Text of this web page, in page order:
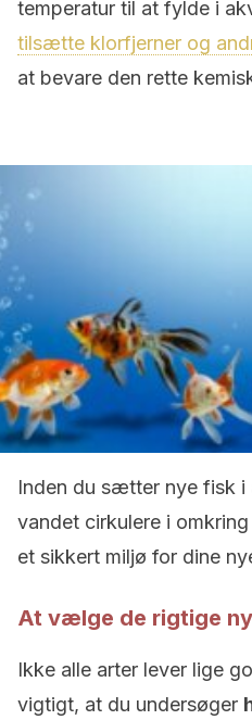
temperatur til at fylde i
tilsætte klorfjerner og
at bevare den rette
Inden du sætter nye fisk i
vandet cirkulere i
et sikkert miljø for dine
At vælge de rigtige
Ikke alle arter lever lige
vigtigt, at du undersøger